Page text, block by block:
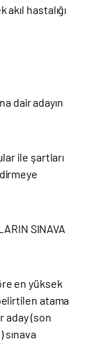
hastalığı
dair adayın
ile şartları
SINAVA
en yüksek
atama
aday (son
sınava